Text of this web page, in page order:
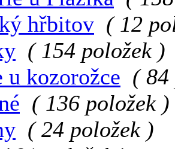
hřbitov ( 12
( 154 položek )
u kozorožce ( 84
( 136 položek )
( 24 položek )